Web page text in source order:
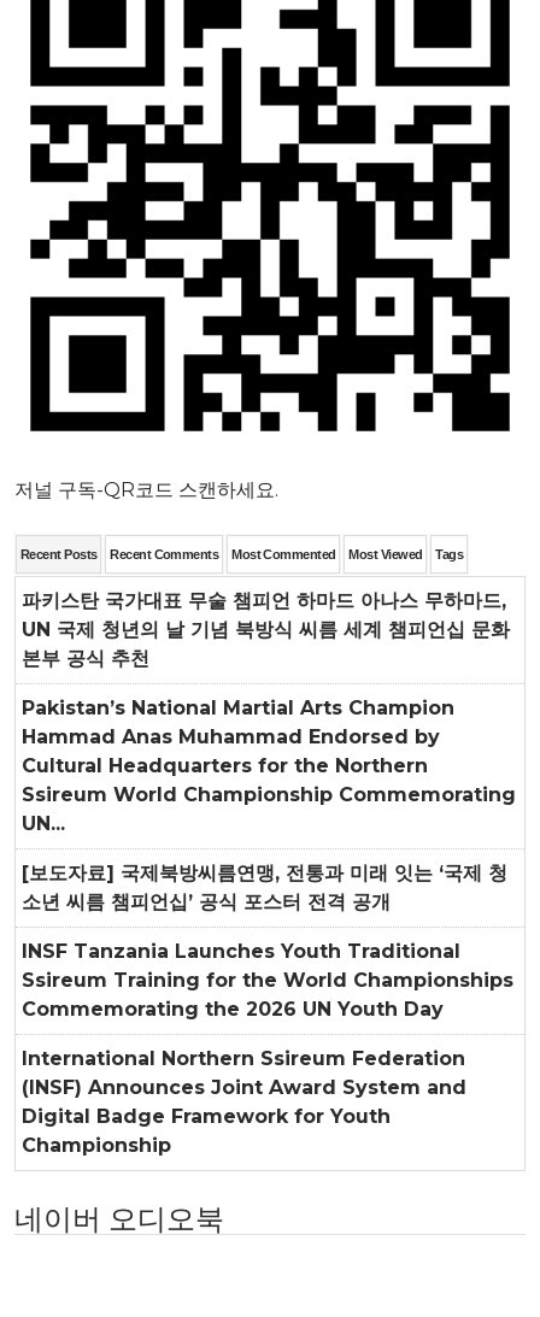
저널 구독-QR코드 스캔하세요.
Recent Posts Recent Comments Most Commented Most Viewed Tags
파키스탄 국가대표 무술 챔피언 하마드 아나스 무하마드,
UN 국제 청년의 날 기념 북방식 씨름 세계 챔피언십 문화
본부 공식 추천
Pakistan’s National Martial Arts Champion
Hammad Anas Muhammad Endorsed by
Cultural Headquarters for the Northern
Ssireum World Championship Commemorating
UN...
[보도자료] 국제북방씨름연맹, 전통과 미래 잇는 ‘국제 청
소년 씨름 챔피언십’ 공식 포스터 전격 공개
INSF Tanzania Launches Youth Traditional
Ssireum Training for the World Championships
Commemorating the 2026 UN Youth Day
International Northern Ssireum Federation
(INSF) Announces Joint Award System and
Digital Badge Framework for Youth
Championship
네이버 오디오북